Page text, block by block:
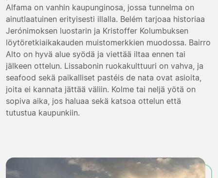
Alfama on vanhin kaupunginosa, jossa tunnelma on
ainutlaatuinen erityisesti illalla. Belém tarjoaa historiaa
Jerónimoksen luostarin ja Kristoffer Kolumbuksen
löytöretkiaikakauden muistomerkkien muodossa. Bairro
Alto on hyvä alue syödä ja viettää iltaa ennen tai
jälkeen ottelun. Lissabonin ruokakulttuuri on vahva, ja
seafood sekä paikalliset pastéis de nata ovat asioita,
joita ei kannata jättää väliin. Kolme tai neljä yötä on
sopiva aika, jos haluaa sekä katsoa ottelun että
tutustua kaupunkiin.